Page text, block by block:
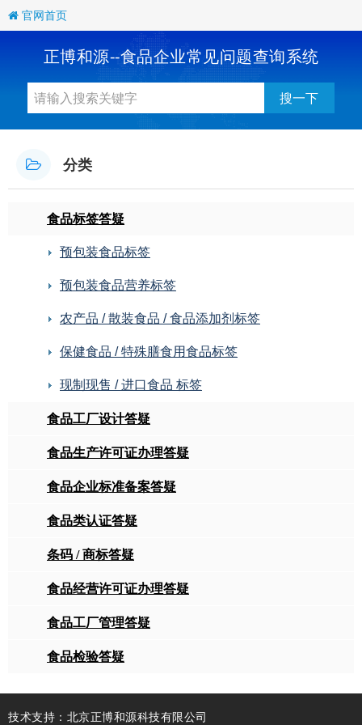
官网首页
正博和源--食品企业常见问题查询系统
搜一下
分类
食品标签答疑
预包装食品标签
预包装食品营养标签
农产品 / 散装食品 / 食品添加剂标签
保健食品 / 特殊膳食用食品标签
现制现售 / 进口食品 标签
食品工厂设计答疑
食品生产许可证办理答疑
食品企业标准备案答疑
食品类认证答疑
条码 / 商标答疑
食品经营许可证办理答疑
食品工厂管理答疑
食品检验答疑
技术支持：北京正博和源科技有限公司